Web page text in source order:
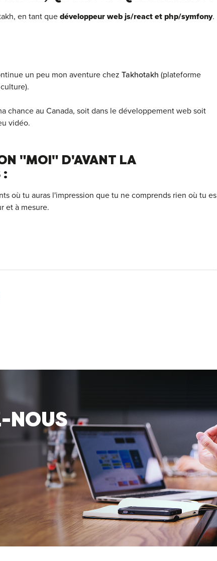
en tant que développeur web js/react et php/symfony.
un peu mon aventure chez Takhotakh (plateforme
chance au Canada, soit dans le développement web soit
vidéo.
"MOI" D'AVANT LA
:
où tu auras l'impression que tu ne comprends rien où tu es
et à mesure.
NOUS